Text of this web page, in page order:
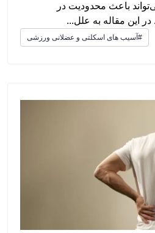
باعث محدودیت در
این مقاله به علل...
#آسیب های اسکلتی و عضلانی ورزشی